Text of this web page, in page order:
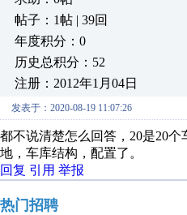
帖子：1帖 | 39回
年度积分：0
历史总积分：52
注册：2012年1月04日
发表于：2020-08-19 11:07:26
都不说清楚怎么回答，20是20
地，车库结构，配置了。
回复 引用 举报
热门招聘